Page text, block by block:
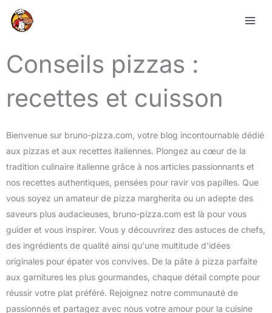
Conseils pizzas :
recettes et cuisson
Bienvenue sur bruno-pizza.com, votre blog incontournable dédié
aux pizzas et aux recettes italiennes. Plongez au cœur de la
tradition culinaire italienne grâce à nos articles passionnants et
nos recettes authentiques, pensées pour ravir vos papilles. Que
vous soyez un amateur de pizza margherita ou un adepte des
saveurs plus audacieuses, bruno-pizza.com est là pour vous
guider et vous inspirer. Vous y découvrirez des astuces de chefs,
des ingrédients de qualité ainsi qu'une multitude d'idées
originales pour épater vos convives. De la pâte à pizza parfaite
aux garnitures les plus gourmandes, chaque détail compte pour
réussir votre plat préféré. Rejoignez notre communauté de
passionnés et partagez avec nous votre amour pour la cuisine